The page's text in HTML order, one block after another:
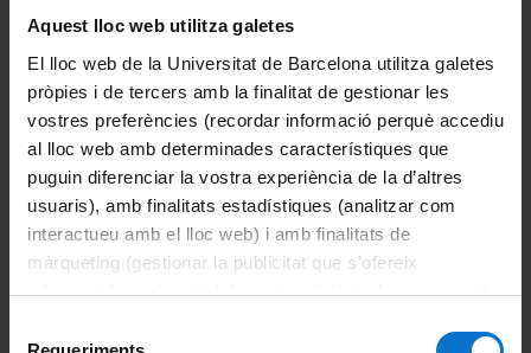
Aquest lloc web utilitza galetes
El lloc web de la Universitat de Barcelona utilitza galetes
pròpies i de tercers amb la finalitat de gestionar les
vostres preferències (recordar informació perquè accediu
al lloc web amb determinades característiques que
puguin diferenciar la vostra experiència de la d’altres
usuaris), amb finalitats estadístiques (analitzar com
interactueu amb el lloc web) i amb finalitats de
màrqueting (gestionar la publicitat que s’ofereix
adequant-la en funció dels vostres hàbits de navegació).
consultar laPolítica de galetes del lloc web de la
ACCESS:
FORMULARIS I
INFORMES (2016).
CURS 3
20210397
PLACES
VACANTS
Comparteix-ho: